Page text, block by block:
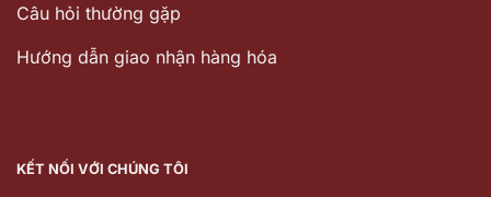
Câu hỏi thường gặp
Hướng dẫn giao nhận hàng hóa
KẾT NỐI VỚI CHÚNG TÔI